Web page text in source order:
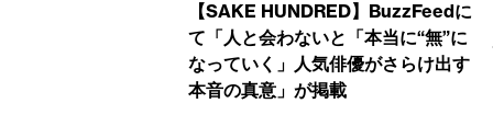
【SAKE HUNDRED】BuzzFeedに
て「人と会わないと「本当に“無”に
なっていく」人気俳優がさらけ出す
本音の真意」が掲載